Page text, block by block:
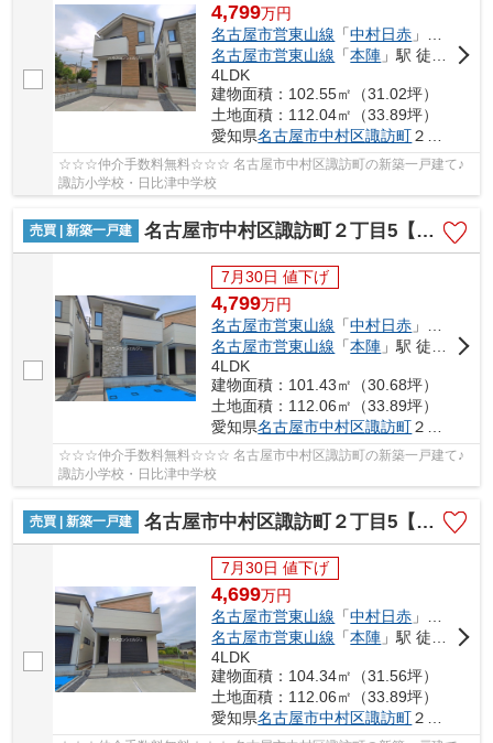
4,799万円
名古屋市営東山線 「中村日赤 」駅 徒歩18分
名古屋市営東山線 「本陣 」駅 徒歩18分
4LDK
建物面積：102.55㎡（31.02坪）
土地面積：112.04㎡（33.89坪）
愛知県名古屋市中村区諏訪町２丁目5
☆☆☆仲介手数料無料☆☆☆ 名古屋市中村区諏訪町の新築一戸建て♪
諏訪小学校・日比津中学校
売買 | 新築一戸建 名古屋市中村区諏訪町２丁目5【仲介手数料無料】新築一戸建て 2号棟
7月30日 値下げ
4,799万円
名古屋市営東山線 「中村日赤 」駅 徒歩18分
名古屋市営東山線 「本陣 」駅 徒歩18分
4LDK
建物面積：101.43㎡（30.68坪）
土地面積：112.06㎡（33.89坪）
愛知県名古屋市中村区諏訪町２丁目5
☆☆☆仲介手数料無料☆☆☆ 名古屋市中村区諏訪町の新築一戸建て♪
諏訪小学校・日比津中学校
売買 | 新築一戸建 名古屋市中村区諏訪町２丁目5【仲介手数料無料】新築一戸建て 3号棟
7月30日 値下げ
4,699万円
名古屋市営東山線 「中村日赤 」駅 徒歩18分
名古屋市営東山線 「本陣 」駅 徒歩18分
4LDK
建物面積：104.34㎡（31.56坪）
土地面積：112.06㎡（33.89坪）
愛知県名古屋市中村区諏訪町２丁目5